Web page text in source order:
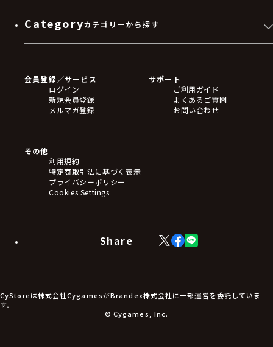
Categoryカテゴリーから探す
フィギュア
アクリルスタンド
バッジ
キーホルダー・ストラップ
ステッカー・シール・カード
タペストリー・ポスター
アームサポーター
ブレードホルダー
食品・飲料品
アパレル小物
アクセサリー
会員登録／サービス
ログイン
新規会員登録
メルマガ登録
サポート
ご利用ガイド
よくあるご質問
お問い合わせ
その他
利用規約
特定商取引法に基づく表示
プライバシーポリシー
Cookies Settings
Share
X
(Twitter)
Facebook
LINE
CyStoreは株式会社CygamesがBrandex株式会社に一部運営を委託していま
す。
© Cygames, Inc.